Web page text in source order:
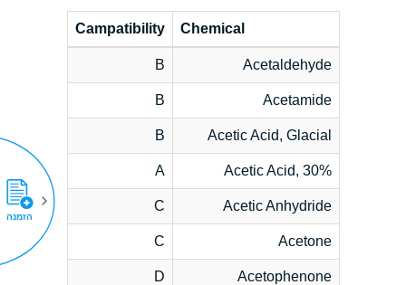
Chemical
Campatibility
Acetaldehyde
B
Acetamide
B
Acetic Acid, Glacial
B
Acetic Acid, 30%
A
Acetic Anhydride
C
Acetone
C
Acetophenone
D
הזמנה